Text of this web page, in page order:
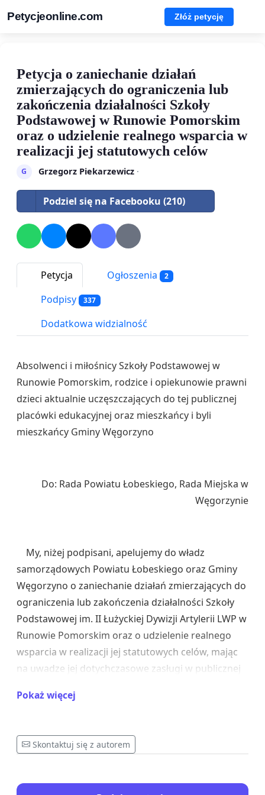
Petycjeonline.com Złóż petycję
Petycja o zaniechanie działań
zmierzających do ograniczenia lub
zakończenia działalności Szkoły
Podstawowej w Runowie Pomorskim
oraz o udzielenie realnego wsparcia w
realizacji jej statutowych celów
G Grzegorz Piekarzewicz·
Podziel się na Facebooku (210)
Petycja Ogłoszenia 2
Podpisy 337
Dodatkowa widzialność
Absolwenci i miłośnicy Szkoły Podstawowej w
Runowie Pomorskim, rodzice i opiekunowie prawni
dzieci aktualnie uczęszczających do tej publicznej
placówki edukacyjnej oraz mieszkańcy i byli
mieszkańcy Gminy Węgorzyno
Do: Rada Powiatu Łobeskiego, Rada Miejska w
Węgorzynie
My, niżej podpisani, apelujemy do władz
samorządowych Powiatu Łobeskiego oraz Gminy
Węgorzyno o zaniechanie działań zmierzających do
ograniczenia lub zakończenia działalności Szkoły
Podstawowej im. II Łużyckiej Dywizji Artylerii LWP w
Runowie Pomorskim oraz o udzielenie realnego
wsparcia w realizacji jej statutowych celów, mając
na uwadze jej dotychczasowe zasługi w publicznej
Pomorzu Zachodnim.
działania prawne, organizacyjne i materialne władz
Pokaż więcej
Skontaktuj się z autorem